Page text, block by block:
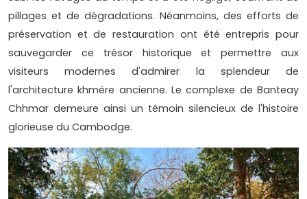
pillages et de dégradations. Néanmoins, des efforts de
préservation et de restauration ont été entrepris pour
sauvegarder ce trésor historique et permettre aux
visiteurs modernes d'admirer la splendeur de
l'architecture khmère ancienne. Le complexe de Banteay
Chhmar demeure ainsi un témoin silencieux de l'histoire
glorieuse du Cambodge.